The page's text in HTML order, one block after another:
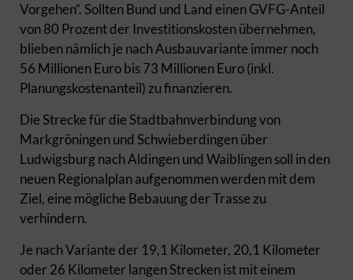
Vorgehen“. Sollten Bund und Land einen GVFG-Anteil
von 80 Prozent der Investitionskosten übernehmen,
blieben nämlich je nach Ausbauvariante immer noch
56 Millionen Euro bis 73 Millionen Euro (inkl.
Planungskostenanteil) zu finanzieren.
Die Strecke für die Stadtbahnverbindung von
Markgröningen und Schwieberdingen über
Ludwigsburg nach Aldingen und Waiblingen soll in den
neuen Regionalplan aufgenommen werden mit dem
Ziel, eine mögliche Bebauung der Trasse zu
verhindern.
Je nach Variante der 19,1 Kilometer, 20,1 Kilometer
oder 26 Kilometer langen Strecken ist mit einem